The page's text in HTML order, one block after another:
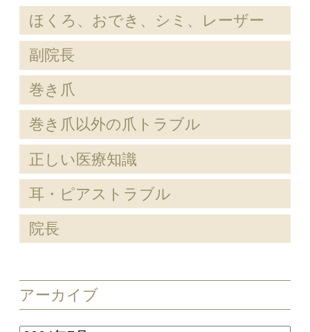
ほくろ、おでき、シミ、レーザー
副院長
巻き爪
巻き爪以外の爪トラブル
正しい医療知識
耳・ピアストラブル
院長
アーカイブ